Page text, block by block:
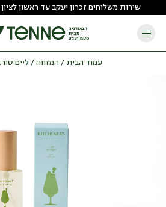
to
content
שירות משלוחים זכרון יעקב עד ראשון
עמוד הבית / המזווה/ ליים סורבה